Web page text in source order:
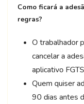
Como ficará a
regras?
O trabalhador
cancelar a
aplicativo
Quem quiser
90 dias antes